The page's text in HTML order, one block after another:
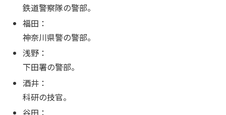
鉄道警察隊の警部。
福田：
神奈川県警の警部。
浅野：
下田署の警部。
酒井：
科研の技官。
谷田：